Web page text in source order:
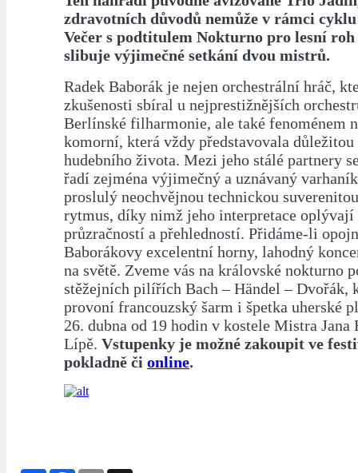
zdravotních důvodů nemůže v rámci
Večer s podtitulem Nokturno pro lesní
slibuje výjimečné setkání dvou mistrů.
Radek Baborák je nejen orchestrální hráč,
zkušenosti sbíral u nejprestižnějších
Berlínské filharmonie, ale také fenoménem
komorní, která vždy představovala důležitou
hudebního života. Mezi jeho stálé partnery
řadí zejména výjimečný a uznávaný
proslulý neochvějnou technickou
rytmus, díky nimž jeho interpretace oplývají
průzračností a přehledností. Přidáme-li
Baborákovy excelentní horny, lahodný
na světě. Zveme vás na královské nokturno
stěžejních pilířích Bach – Händel – Dvořák,
provoní francouzský šarm i špetka uherské
26. dubna od 19 hodin v kostele Mistra Jana
Lípě. Vstupenky je možné zakoupit ve
pokladně či online.